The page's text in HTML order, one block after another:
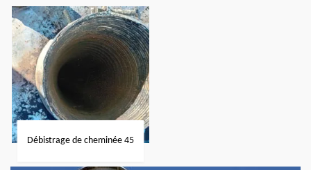
Débistrage de cheminée 45